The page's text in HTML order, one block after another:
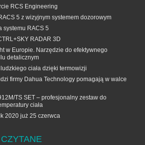
RCS Engineering
5 z wizyjnym systemem dozorowym
systemu RACS 5
RADAR 3D
w Europie. Narzędzie do efektywnego
detalicznym
ciała dzięki termowizji
firmy Dahua Technology pomagają w walce
TS SET – profesjonalny zestaw do
ciała
2020 już 25 czerwca